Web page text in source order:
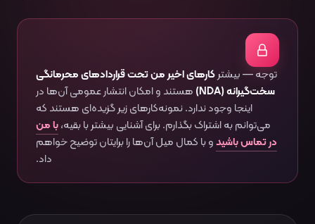
توجه — بیشترکارهای اخیر من تحت قراردادهای محرمانگی
سخت‌گیرانه (NDA)
هستند و امکان انتشار عمومی آن‌ها در
اینجا وجود ندارد. نمونه‌کارهای زیر گزیده‌ای هستند که
می‌توانم به اشتراک بگذارم. برای آشنایی بیشتر با بقیه،با من
در تماس باشیدو با کمال میل آن‌ها را برایتان توضیح خواهم
داد.